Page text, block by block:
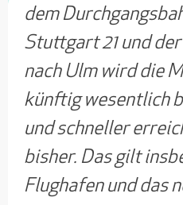
dem
Stuttgart 21 und
nach Ulm wird die
künftig wesentlich
und schneller
bisher. Das gilt
Flughafen und das